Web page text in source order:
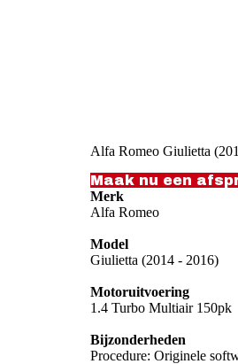
Alfa Romeo Giulietta
Maak nu een
Merk
Alfa Romeo
Model
Giulietta (2014 - 2016)
Motoruitvoering
1.4 Turbo Multiair 150pk
Bijzonderheden
Procedure: Originele